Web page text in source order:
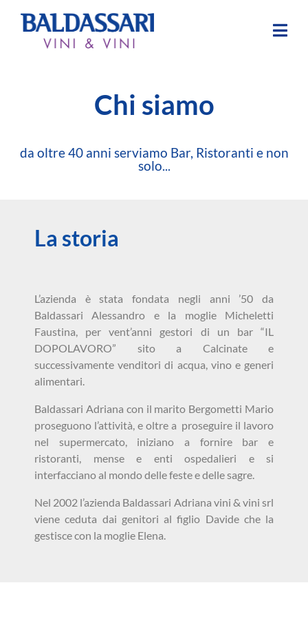
Chi siamo
da oltre 40 anni serviamo Bar, Ristoranti e non
solo...
La storia
L’azienda è stata fondata negli anni ’50 da
Baldassari Alessandro e la moglie Micheletti
Faustina, per vent’anni gestori di un bar “IL
DOPOLAVORO” sito a Calcinate e
successivamente venditori di acqua, vino e generi
alimentari.
Baldassari Adriana con il marito Bergometti Mario
proseguono l’attività, e oltre a proseguire il lavoro
nel supermercato, iniziano a fornire bar e
ristoranti, mense e enti ospedalieri e si
interfacciano al mondo delle feste e delle sagre.
Nel 2002 l’azienda Baldassari Adriana vini & vini srl
viene ceduta dai genitori al figlio Davide che la
gestisce con la moglie Elena.